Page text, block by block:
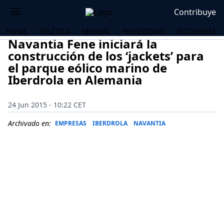
Contribuye
HOME POLÍTICA MUNDO PERIODISMO ECONOMÍA
Navantia Fene iniciará la
construcción de los ‘jackets’ para
el parque eólico marino de
Iberdrola en Alemania
24 Jun 2015 - 10:22 CET
Archivado en: EMPRESAS IBERDROLA NAVANTIA